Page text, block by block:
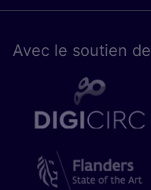
Avec le sou­tien de